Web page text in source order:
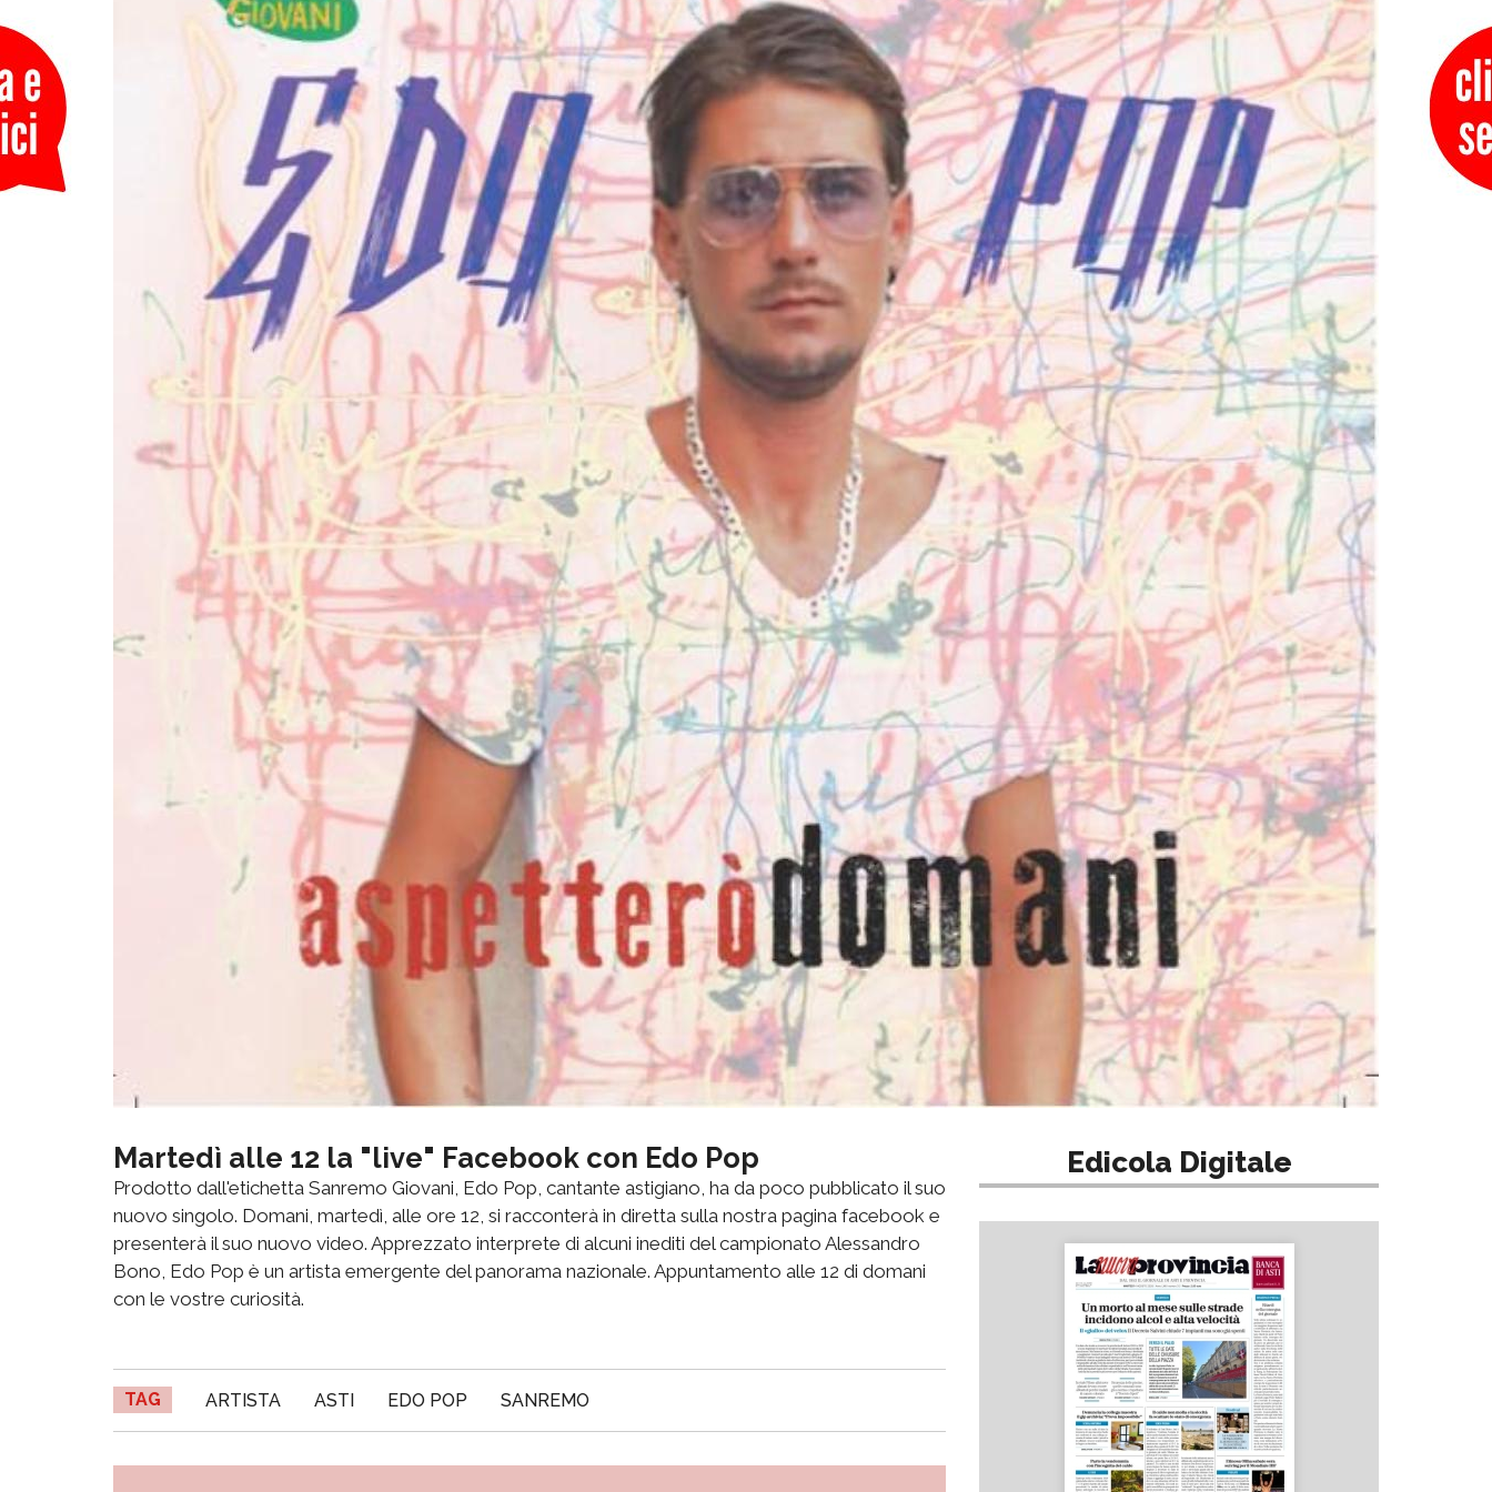
Martedì alle 12 la "live" Facebook con Edo Pop
Prodotto dall'etichetta Sanremo Giovani, Edo Pop, cantante astigiano, ha da poco pubblicato il suo
nuovo singolo. Domani, martedì, alle ore 12, si racconterà in diretta sulla nostra pagina facebook e
presenterà il suo nuovo video. Apprezzato interprete di alcuni inediti del campionato Alessandro
Bono, Edo Pop è un artista emergente del panorama nazionale. Appuntamento alle 12 di domani
con le vostre curiosità.
TAG ARTISTA ASTI EDO POP SANREMO
Edicola Digitale